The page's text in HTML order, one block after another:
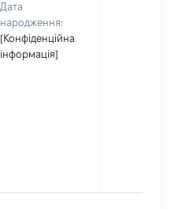
Дата
народження:
[Конфіденційна
інформація]